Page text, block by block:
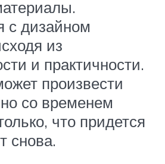
с дизайном
из
и практичности.
произвести
со временем
что придется
снова.